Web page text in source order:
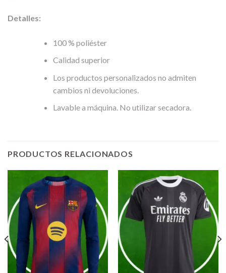
Detalles:
100 % poliéster
Calidad superior
Los productos personalizados no admiten
cambios ni devoluciones.
Lavable a máquina. No utilizar secadora.
PRODUCTOS RELACIONADOS